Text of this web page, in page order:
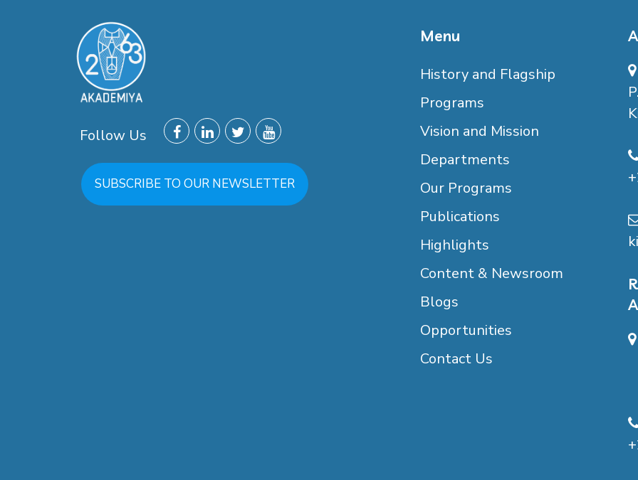
Follow Us
SUBSCRIBE TO OUR NEWSLETTER
Menu
History and Flagship
Programs
Vision and Mission
Departments
Our Programs
Publications
Highlights
Content & Newsroom
Blogs
Opportunities
Contact Us